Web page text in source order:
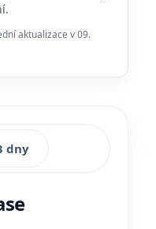
aktualizace v 09.
dny